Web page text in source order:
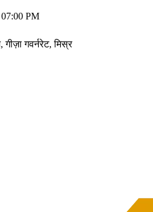
07:00 PM
गवर्नरेट, मिस्र